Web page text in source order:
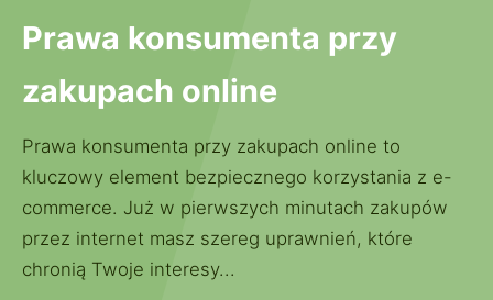
Prawa konsumenta przy
zakupach online
Prawa konsumenta przy zakupach online to
kluczowy element bezpiecznego korzystania z e-
commerce. Już w pierwszych minutach zakupów
przez internet masz szereg uprawnień, które
chronią Twoje interesy...